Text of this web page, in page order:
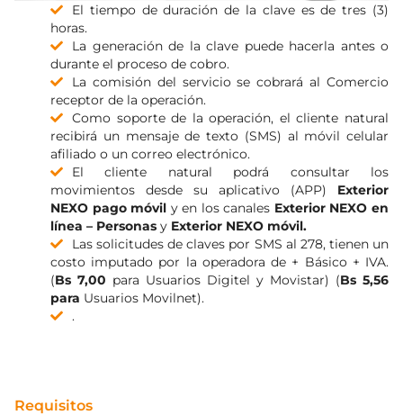
El tiempo de duración de la clave es de tres (3)
horas.
La generación de la clave puede hacerla antes o
durante el proceso de cobro.
La comisión del servicio se cobrará al Comercio
receptor de la operación.
Como soporte de la operación, el cliente natural
recibirá un mensaje de texto (SMS) al móvil celular
afiliado o un correo electrónico.
El cliente natural podrá consultar los
movimientos desde su aplicativo (APP) Exterior
NEXO pago móvil y en los canales Exterior NEXO en
línea – Personas y Exterior NEXO móvil.
Las solicitudes de claves por SMS al 278, tienen un
costo imputado por la operadora de + Básico + IVA.
(Bs 7,00 para Usuarios Digitel y Movistar) (Bs 5,56
para Usuarios Movilnet).
.
Requisitos